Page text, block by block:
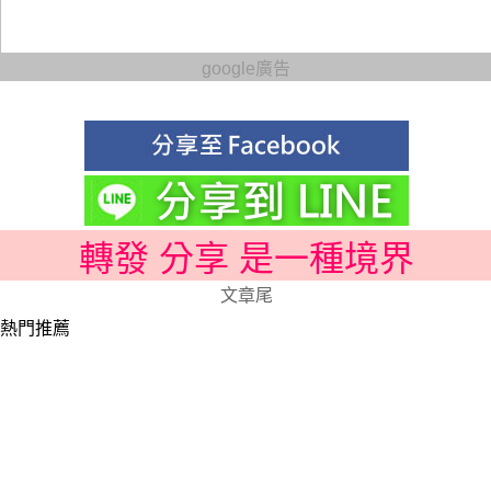
google廣告
轉發 分享 是一種境界
文章尾
熱門推薦